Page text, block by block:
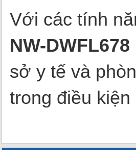
Với các tính
NW-DWFL678
sở y tế và
trong điều